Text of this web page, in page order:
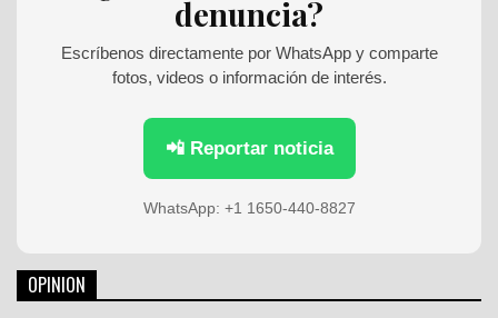
denuncia?
Escríbenos directamente por WhatsApp y comparte
fotos, videos o información de interés.
📲 Reportar noticia
WhatsApp: +1 1650-440-8827
OPINION